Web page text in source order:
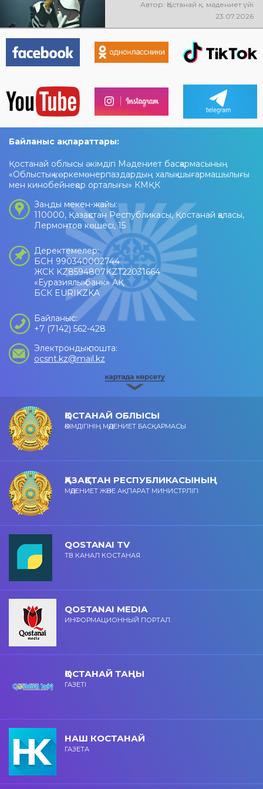
PROSTO ORCHESTRA өнер
көрсетеді! @ne_prosto_orchestra
Автор: Қостанай қ. мәдениет үйі
23.07.2026
Байланыс ақпараттары:
Қостанай облысы әкімдігі Мәдениет басқармасының
«Облыстық көркемөнерпаздардың халық шығармашылығы
мен кинобейнеқор орталығы» КМҚК
Заңды мекен-жайы:
110000, Қазақстан Республикасы, Қостанай қаласы,
Лермонтов көшесі, 15
Деректемелер:
БСН 990340002744
ЖСК KZ8594807KZT22031664
«Еуразиялық банк» АҚ
БСК EURIKZKA
Байланыс:
+7 (7142) 562-428
Электрондық пошта:
ocsnt.kz@mail.kz
ҚОСТАНАЙ ОБЛЫСЫ
ӘКІМДІГІНІҢ МӘДЕНИЕТ БАСҚАРМАСЫ
ҚАЗАҚСТАН РЕСПУБЛИКАСЫНЫҢ
МӘДЕНИЕТ ЖӘНЕ АҚПАРАТ МИНИСТРЛІГІ
QOSTANAI TV
ТВ КАНАЛ КОСТАНАЯ
QOSTANAI MEDIA
ИНФОРМАЦИОННЫЙ ПОРТАЛ
ҚОСТАНАЙ ТАҢЫ
ГАЗЕТІ
НАШ КОСТАНАЙ
ГАЗЕТА